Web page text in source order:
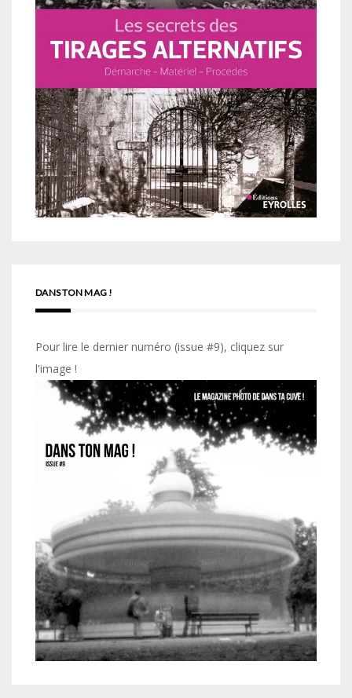
DANS TON MAG !
Pour lire le dernier numéro (issue #9), cliquez sur
l'image !